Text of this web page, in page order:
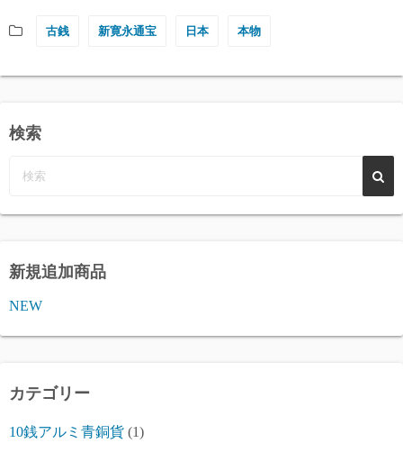
古銭 新寛永通宝 日本 本物
検索
新規追加商品
NEW
カテゴリー
10銭アルミ青銅貨 (1)